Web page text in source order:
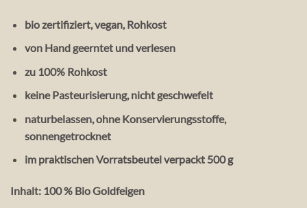
bio zertifiziert, vegan, Rohkost
von Hand geerntet und verlesen
zu 100% Rohkost
keine Pasteurisierung, nicht geschwefelt
naturbelassen, ohne Konservierungsstoffe,
sonnengetrocknet
im praktischen Vorratsbeutel verpackt 500 g
Inhalt: 100 % Bio Goldfeigen